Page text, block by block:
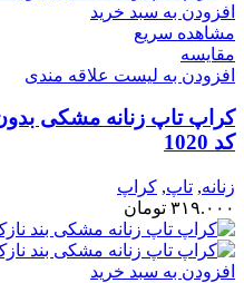
افزودن به سبد خرید
مشاهده سریع
مقایسه
افزودن به لیست علاقه مندی
کراپ‌ تاپ زنانه مشکی
کد 1020
زنانه, تاپ, کراپ
۳۱۹.۰۰۰ تومان
افزودن به سبد خرید